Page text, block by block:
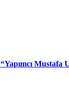
“Yapımcı Mustafa